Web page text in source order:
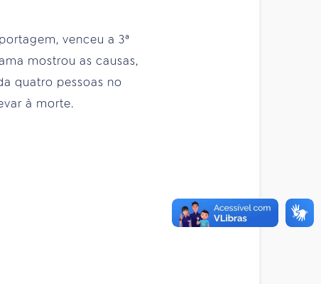
venceu a 3ª
mostrou as causas,
quatro pessoas no
à morte.